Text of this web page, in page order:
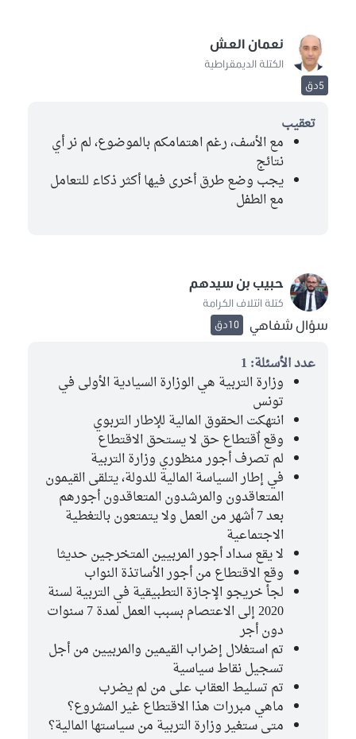
نعمان العش
الكتلة الديمقراطية
5دق
تعقيب
مع الأسف، رغم اهتمامكم بالموضوع، لم نر أي
نتائج
يجب وضع طرق أخرى فيها أكثر ذكاء للتعامل
مع الطفل
حبيب بن سيدهم
كتلة ائتلاف الكرامة
سؤال شفاهي 10دق
عدد الأسئلة: 1
وزارة التربية هي الوزارة السيادية الأولى في
تونس
انتهكت الحقوق المالية للإطار التربوي
وقع اٌقتطاع حق لا يستحق الاقتطاع
لم تصرف أجور منظوري وزارة التربية
في إطار السياسة المالية للدولة، يتلقى القيمون
المتعاقدون والمرشدون المتعاقدون أجورهم
بعد 7 أشهر من العمل ولا يتمتعون بالتغطية
الاجتماعية
لا يقع سداد أجور المربيين المتخرجين حديثا
وقع الاقتطاع من أجور الأساتذة النواب
لجأ خريجو الإجازة التطبيقية في التربية لسنة
2020 إلى الاعتصام بسبب العمل لمدة 7 سنوات
دون أجر
تم استغلال إضراب القيمين والمربيين من أجل
تسجيل نقاط سياسية
تم تسليط العقاب على من لم يضرب
ماهي مبررات هذا الاقتطاع غير المشروع؟
متى ستغير وزارة التربية من سياستها المالية؟